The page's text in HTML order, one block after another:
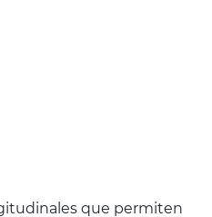
que permiten